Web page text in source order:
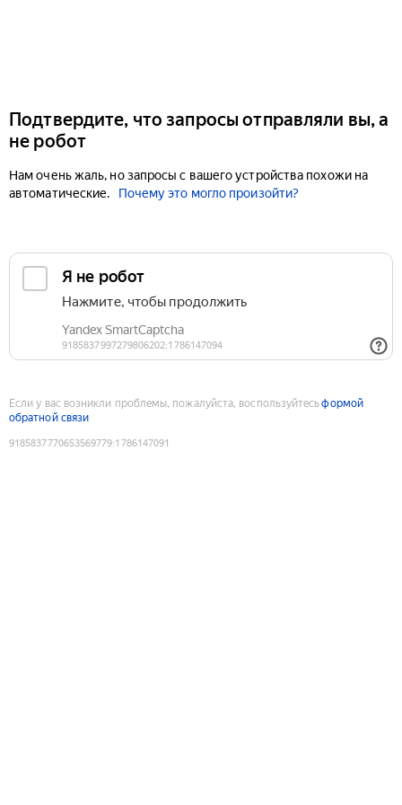
Подтвердите, что запросы отправляли вы, а
не робот
Нам очень жаль, но запросы с вашего устройства похожи на
автоматические.
Почему это могло произойти?
Если у вас возникли проблемы, пожалуйста, воспользуйтесьформой
обратной связи
9185837770653569779:1786147091